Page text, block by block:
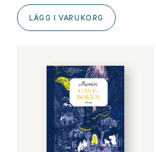
LÄGG I VARUKORG